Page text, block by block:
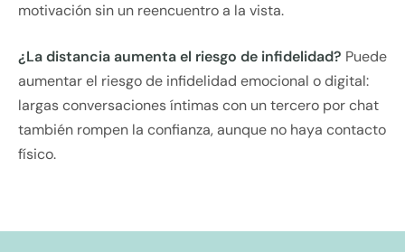
motivación sin un reencuentro a la vista.
¿La distancia aumenta el riesgo de infidelidad? Puede
aumentar el riesgo de infidelidad emocional o digital:
largas conversaciones íntimas con un tercero por chat
también rompen la confianza, aunque no haya contacto
físico.